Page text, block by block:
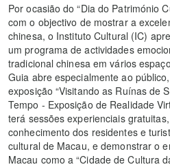
Por ocasião do “Dia do Património
com o objectivo de mostrar a
chinesa, o Instituto Cultural (IC)
um programa de actividades
tradicional chinesa em vários
Guia abre especialmente ao
exposição “Visitando as Ruínas de
Tempo - Exposição de Realidade
terá sessões experienciais
conhecimento dos residentes e
cultural de Macau, e demonstrar o
Macau como a “Cidade de Cultura